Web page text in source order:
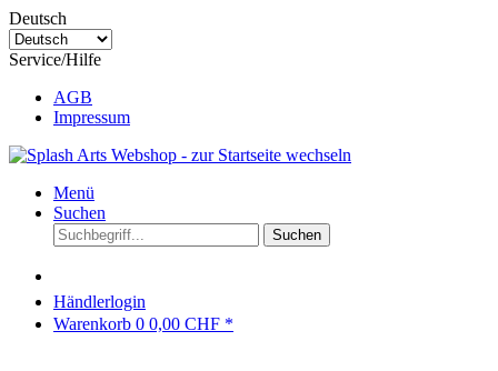
Deutsch
Service/Hilfe
AGB
Impressum
Menü
Suchen
Suchen
Händlerlogin
Warenkorb 0 0,00 CHF *